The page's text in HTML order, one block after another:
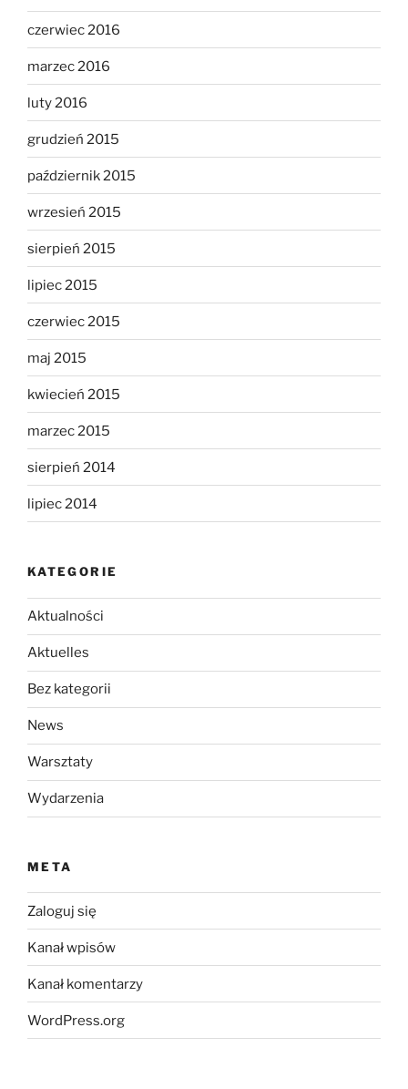
czerwiec 2016
marzec 2016
luty 2016
grudzień 2015
październik 2015
wrzesień 2015
sierpień 2015
lipiec 2015
czerwiec 2015
maj 2015
kwiecień 2015
marzec 2015
sierpień 2014
lipiec 2014
KATEGORIE
Aktualności
Aktuelles
Bez kategorii
News
Warsztaty
Wydarzenia
META
Zaloguj się
Kanał wpisów
Kanał komentarzy
WordPress.org